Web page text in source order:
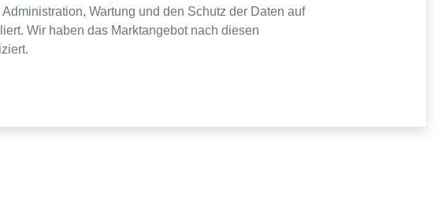
Wartung und den Schutz der Daten auf
Wir haben das Marktangebot nach diesen